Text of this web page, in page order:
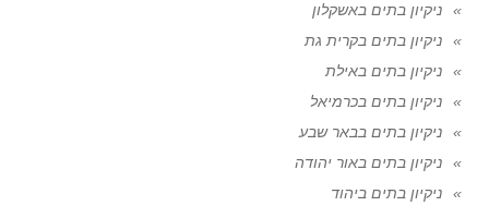
ניקיון בתים באשקלון
ניקיון בתים בקרית גת
ניקיון בתים באילת
ניקיון בתים בכרמיאל
ניקיון בתים בבאר שבע
ניקיון בתים באור יהודה
ניקיון בתים ביהוד